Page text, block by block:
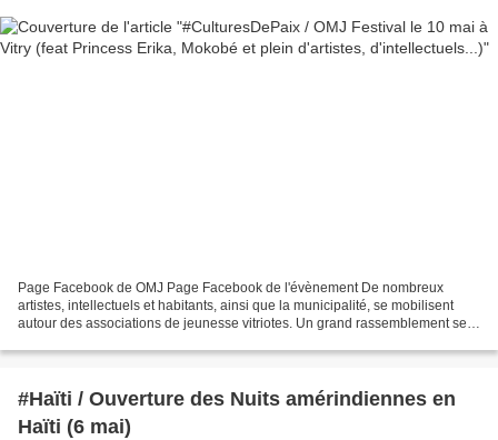
Page Facebook de OMJ Page Facebook de l'évènement De nombreux
artistes, intellectuels et habitants, ainsi que la municipalité, se mobilisent
autour des associations de jeunesse vitriotes. Un grand rassemblement se
#Haïti / Ouverture des Nuits amérindiennes en
Haïti (6 mai)